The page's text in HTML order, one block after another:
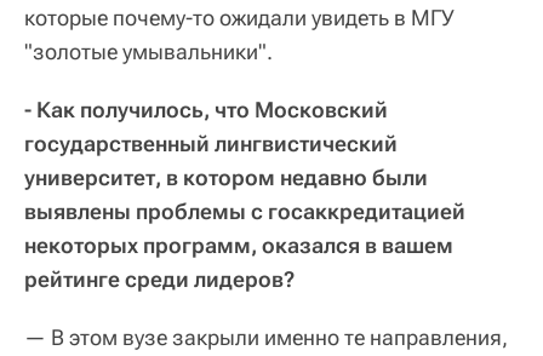
которые почему-то ожидали увидеть в МГУ
"золотые умывальники".
- Как получилось, что Московский
государственный лингвистический
университет, в котором недавно были
выявлены проблемы с госаккредитацией
некоторых программ, оказался в вашем
рейтинге среди лидеров?
— В этом вузе закрыли именно те направления,